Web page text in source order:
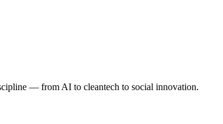
— from AI to cleantech to social innovation.